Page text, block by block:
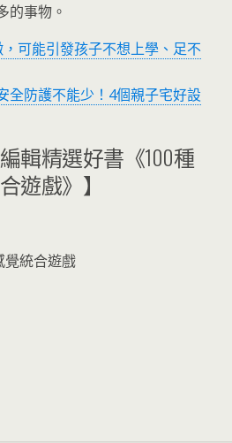
的事物。
可能引發孩子不想上學、足不
全防護不能少！4個親子宅好設
輯精選好書《100種
遊戲》】
覺統合遊戲